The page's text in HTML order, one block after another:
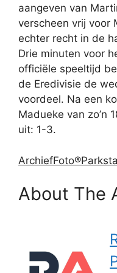
aangeven van
verscheen vrij voor
echter recht in de
Drie minuten voor
officiële speeltijd
de Eredivisie de
voordeel. Na een
Madueke van zo’n
uit: 1-3.
About The